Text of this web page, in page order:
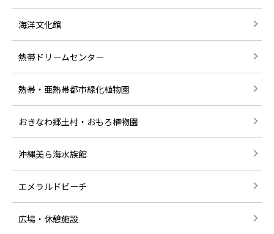
海洋文化館
熱帯ドリームセンター
熱帯・亜熱帯都市緑化植物園
おきなわ郷土村・おもろ植物園
沖縄美ら海水族館
エメラルドビーチ
広場・休憩施設